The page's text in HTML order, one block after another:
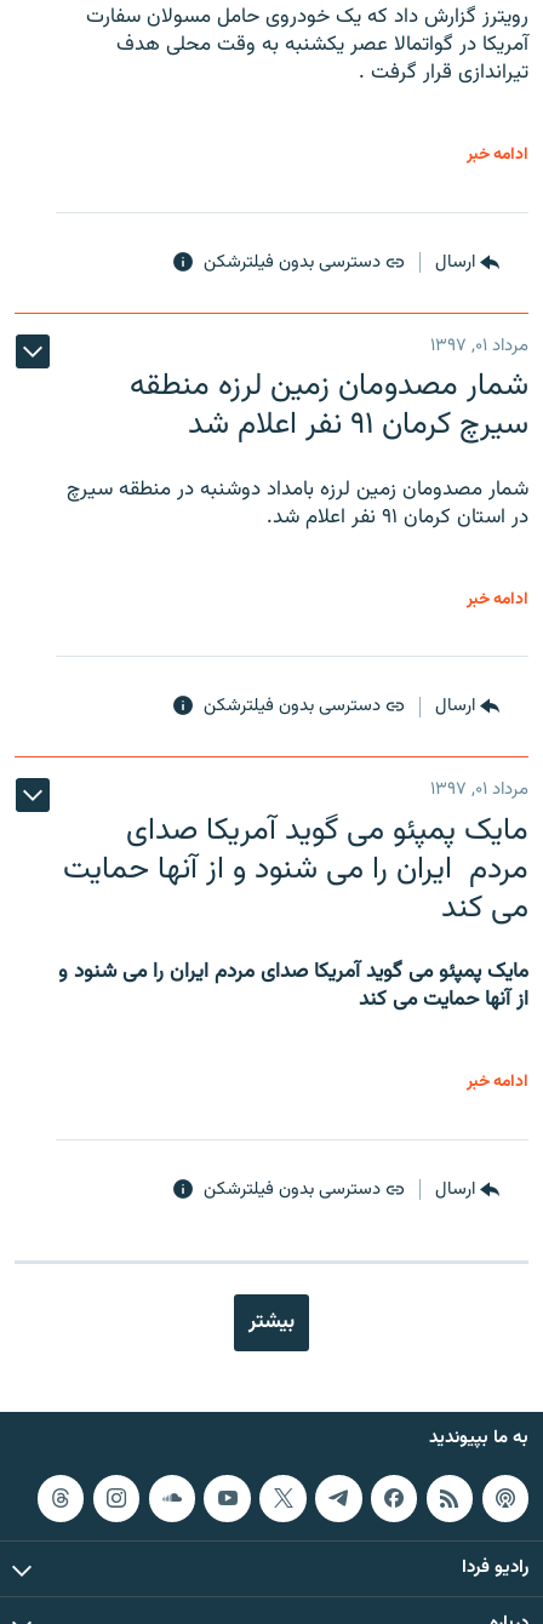
رویترز گزارش داد که یک خودروی حامل مسولان سفارت
آمریکا در گواتمالا عصر یکشنبه به وقت محلی هدف
تیراندازی قرار گرفت .
ادامه خبر
ارسال دسترسی بدون فیلترشکن
مرداد ۰۱, ۱۳۹۷
شمار مصدومان زمین لرزه منطقه
سیرچ کرمان ۹۱ نفر اعلام شد
شمار مصدومان زمین لرزه بامداد دوشنبه در منطقه سیرچ
در استان کرمان ۹۱ نفر اعلام شد.
ادامه خبر
ارسال دسترسی بدون فیلترشکن
مرداد ۰۱, ۱۳۹۷
مایک پمپئو می گوید آمریکا صدای
مردم ایران را می شنود و از آنها حمایت
می کند
مایک پمپئو می گوید آمریکا صدای مردم ایران را می شنود و
از آنها حمایت می کند
ادامه خبر
ارسال دسترسی بدون فیلترشکن
بیشتر
به ما بپیوندید
رادیو فردا